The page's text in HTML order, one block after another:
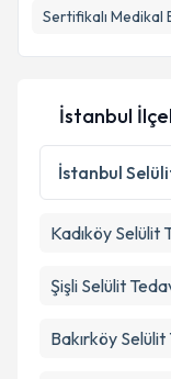
Sertifikalı Medikal
Kişisel
Metni
'ni
İstanbul
İstanbul
Kadıköy Selülit
Şişli Selülit
Bakırköy Selülit